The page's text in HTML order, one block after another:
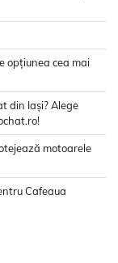
opțiunea cea mai
din Iași? Alege
motoarele
Cafeaua